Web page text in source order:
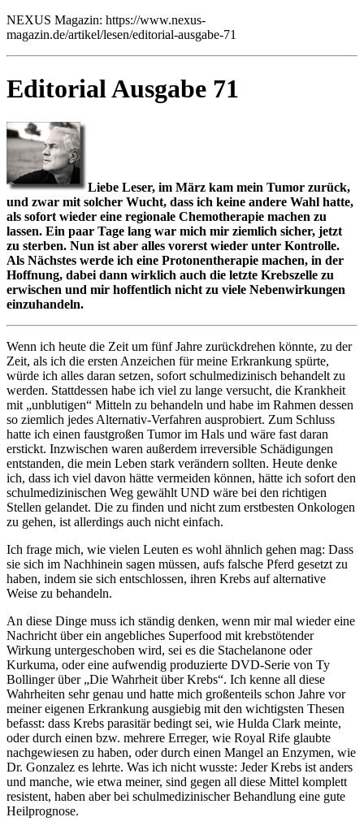
NEXUS Magazin: https://www.nexus-
magazin.de/artikel/lesen/editorial-ausgabe-71
Editorial Ausgabe 71
Liebe Leser, im März kam mein Tumor zurück,
und zwar mit solcher Wucht, dass ich keine andere Wahl hatte,
als sofort wieder eine regionale Chemotherapie machen zu
lassen. Ein paar Tage lang war mich mir ziemlich sicher, jetzt
zu sterben. Nun ist aber alles vorerst wieder unter Kontrolle.
Als Nächstes werde ich eine Protonentherapie machen, in der
Hoffnung, dabei dann wirklich auch die letzte Krebszelle zu
erwischen und mir hoffentlich nicht zu viele Nebenwirkungen
einzuhandeln.
Wenn ich heute die Zeit um fünf Jahre zurückdrehen könnte, zu der
Zeit, als ich die ersten Anzeichen für meine Erkrankung spürte,
würde ich alles daran setzen, sofort schulmedizinisch behandelt zu
werden. Stattdessen habe ich viel zu lange versucht, die Krankheit
mit „unblutigen“ Mitteln zu behandeln und habe im Rahmen dessen
so ziemlich jedes Alternativ-Verfahren ausprobiert. Zum Schluss
hatte ich einen faustgroßen Tumor im Hals und wäre fast daran
erstickt. Inzwischen waren außerdem irreversible Schädigungen
entstanden, die mein Leben stark verändern sollten. Heute denke
ich, dass ich viel davon hätte vermeiden können, hätte ich sofort den
schulmedizinischen Weg gewählt UND wäre bei den richtigen
Stellen gelandet. Die zu finden und nicht zum erstbesten Onkologen
zu gehen, ist allerdings auch nicht einfach.
Ich frage mich, wie vielen Leuten es wohl ähnlich gehen mag: Dass
sie sich im Nachhinein sagen müssen, aufs falsche Pferd gesetzt zu
haben, indem sie sich entschlossen, ihren Krebs auf alternative
Weise zu behandeln.
An diese Dinge muss ich ständig denken, wenn mir mal wieder eine
Nachricht über ein angebliches Superfood mit krebstötender
Wirkung untergeschoben wird, sei es die Stachelanone oder
Kurkuma, oder eine aufwendig produzierte DVD-Serie von Ty
Bollinger über „Die Wahrheit über Krebs“. Ich kenne all diese
Wahrheiten sehr genau und hatte mich großenteils schon Jahre vor
meiner eigenen Erkrankung ausgiebig mit den wichtigsten Thesen
befasst: dass Krebs parasitär bedingt sei, wie Hulda Clark meinte,
oder durch einen bzw. mehrere Erreger, wie Royal Rife glaubte
nachgewiesen zu haben, oder durch einen Mangel an Enzymen, wie
Dr. Gonzalez es lehrte. Was ich nicht wusste: Jeder Krebs ist anders
und manche, wie etwa meiner, sind gegen all diese Mittel komplett
resistent, haben aber bei schulmedizinischer Behandlung eine gute
Heilprognose.